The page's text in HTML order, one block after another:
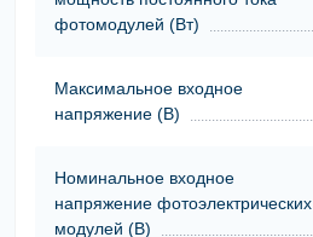
фотомодулей (Вт)
Максимальное входное
напряжение (В)
Номинальное входное
напряжение фотоэлектрических
модулей (В)